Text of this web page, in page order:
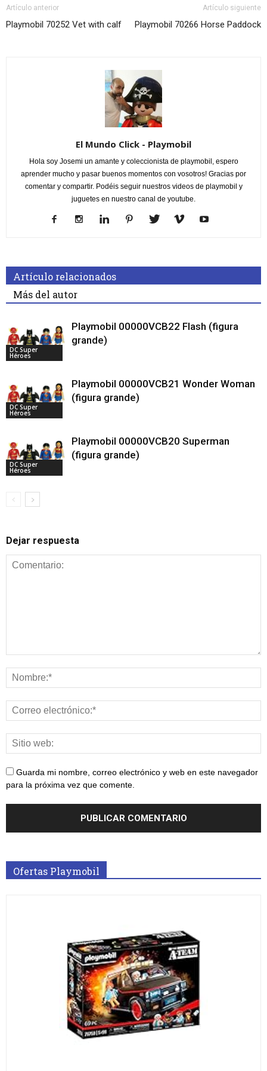
Artículo anterior
Playmobil 70252 Vet with calf
Artículo siguiente
Playmobil 70266 Horse Paddock
El Mundo Click - Playmobil
Hola soy Josemi un amante y coleccionista de playmobil, espero
aprender mucho y pasar buenos momentos con vosotros! Gracias por
comentar y compartir. Podéis seguir nuestros videos de playmobil y
juguetes en nuestro canal de youtube.
Artículo relacionados
Más del autor
DC Super
Héroes
Playmobil 00000VCB22 Flash (figura
grande)
DC Super
Héroes
Playmobil 00000VCB21 Wonder Woman
(figura grande)
DC Super
Héroes
Playmobil 00000VCB20 Superman
(figura grande)
Dejar respuesta
Guarda mi nombre, correo electrónico y web en este navegador
para la próxima vez que comente.
Ofertas Playmobil